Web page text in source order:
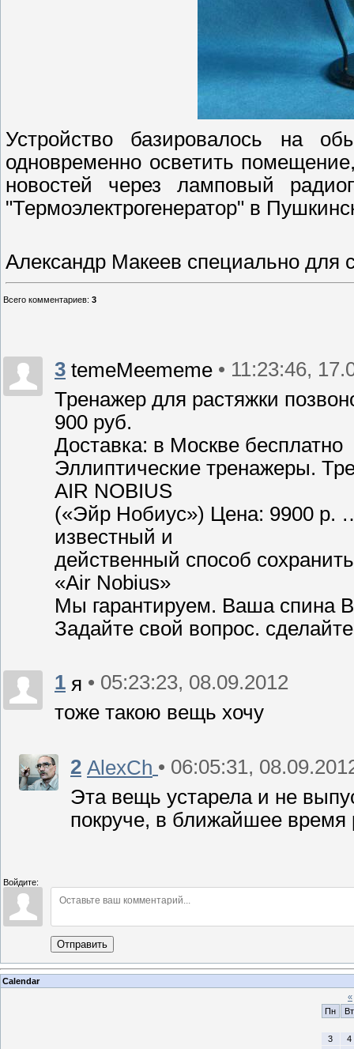
Устройство базировалось на
одновременно осветить
новостей через ламповый
"Термоэлектрогенератор" в
Александр Макеев специально для
Всего комментариев: 3
3 temeMeememe • 11:23:46,
Тренажер для растяжки
900 руб.
Доставка: в Москве бесплатно
Эллиптические тренажеры.
AIR NOBIUS
(«Эйр Нобиус») Цена: 9900 p.
известный и
действенный способ
«Air Nobius»
Мы гарантируем. Ваша спина
Задайте свой вопрос.
1 я • 05:23:23, 08.09.2012
тоже такою вещь хочу
2 AlexCh • 06:05:31,
Эта вещь устарела и не
покруче, в ближайшее время
Войдите:
Отправить
Calendar
«
Пн
Вт
3
4